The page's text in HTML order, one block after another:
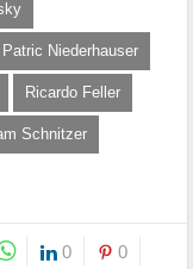
Patric Niederhauser
Ricardo Feller
Schnitzer
0 0